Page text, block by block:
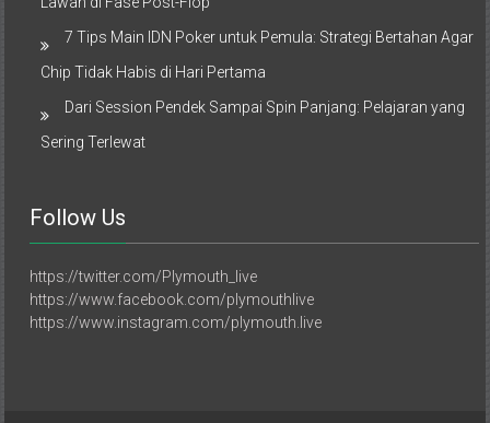
7 Tips Main IDN Poker untuk Pemula: Strategi Bertahan Agar
Chip Tidak Habis di Hari Pertama
Dari Session Pendek Sampai Spin Panjang: Pelajaran yang
Sering Terlewat
Follow Us
https://twitter.com/Plymouth_live
https://www.facebook.com/plymouthlive
https://www.instagram.com/plymouth.live